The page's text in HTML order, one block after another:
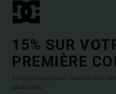
15% SUR
PREMIÈRE
Abonnez-vous pour recevoir nos
exclusives.